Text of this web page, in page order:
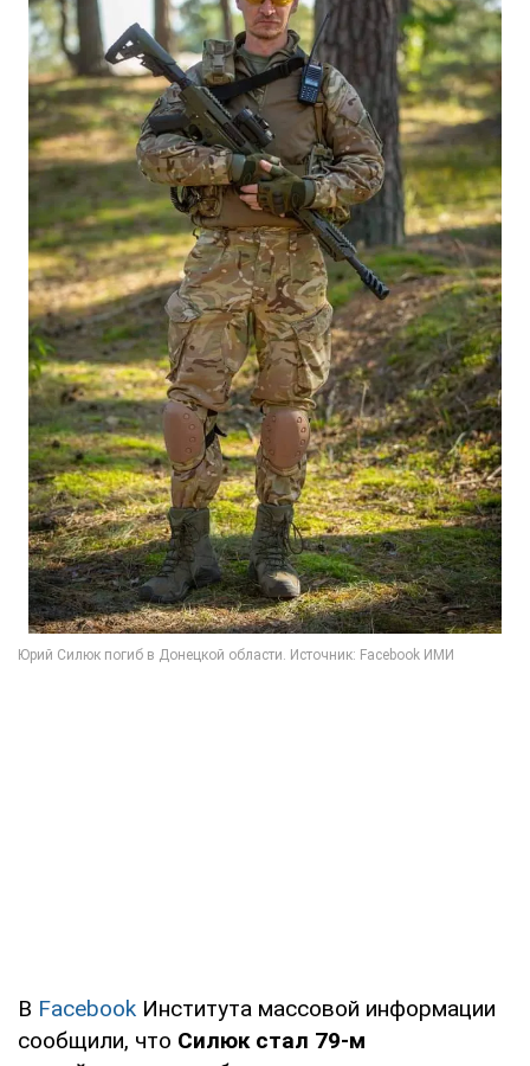
В Facebook Института массовой информации
сообщили, что Силюк стал 79-м